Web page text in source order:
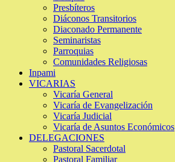
Presbíteros
Diáconos Transitorios
Diaconado Permanente
Seminaristas
Parroquias
Comunidades Religiosas
Inpami
VICARIAS
Vicaría General
Vicaría de Evangelización
Vicaría Judicial
Vicaría de Asuntos Económicos
DELEGACIONES
Pastoral Sacerdotal
Pastoral Familiar